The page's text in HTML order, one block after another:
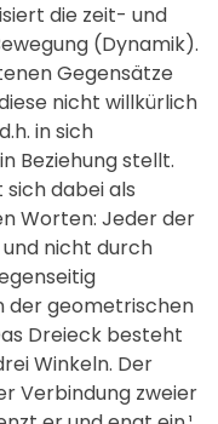
die zeit- und
(Dynamik).
Gegensätze
nicht willkürlich
in sich
Beziehung stellt.
dabei als
Worten: Jeder der
nicht durch
der geometrischen
Dreieck besteht
Winkeln. Der
Verbindung zweier